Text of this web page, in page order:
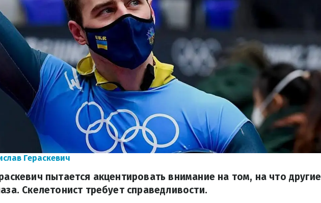
Гераскевич
пытается акцентировать внимание на том, на что другие
Скелетонист требует справедливости.